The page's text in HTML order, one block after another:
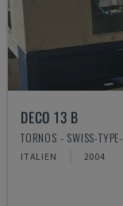
DECO 13 B
TORNOS - SWISS-
ITALIEN 2004